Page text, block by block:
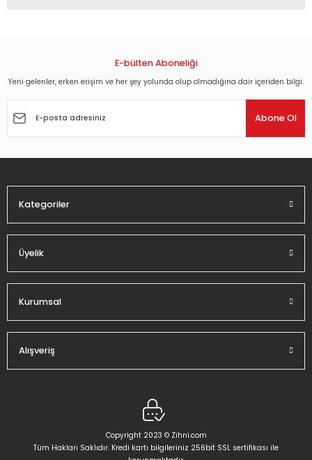
Görüş ve önerileriniz için teşekkür ederiz.
Ürün açıklamasında eksik bilgiler bulunuyor.
Ürün fiyatı diğer sitelerden daha pahalı.
E-bülten Aboneliği
Yeni gelenler, erken erişim ve her şey yolunda olup olmadığına dair içeriden bilgi.
Abone Ol
Kategoriler
Üyelik
Kurumsal
Alışveriş
Copyright 2023 © Zihni.com
Tüm Hakları Saklıdır. Kredi kartı bilgileriniz 256bit SSL sertifikası ile